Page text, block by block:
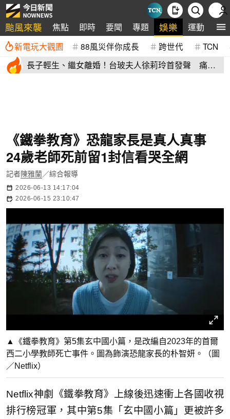
颱風來襲 焦點 即時 要聞 專題 娛樂 運動 全
新電玩大觀園 88風災伴你成長 跨世代 TCN
長子輕生、繼女離婚！台玻夫人徐莉玲首發聲 痛揭
《鐵拳教育》恐龍家長是真人真事
24歲老師死前留1封信看哭全網
記者陳雅蘭／綜合報導
2026-06-13 14:17:04
2026-06-15 23:10:47
▲《鐵拳教育》第5集玄中國小篇，是改編自2023年的首爾
西二小學教師死亡事件。圖為飾演恐龍家長的朴智妍。（圖
／Netflix）
Netflix神劇《鐵拳教育》上線後迅速衝上各國收視
排行榜冠軍，其中第5集「玄中國小篇」更被許多